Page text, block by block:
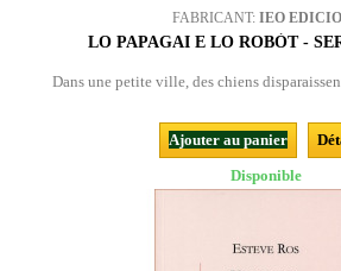
FABRICANT: IEO
LO PAPAGAI E LO ROBÒT -
Dans une petite ville, des chiens
Ajouter au panier
Disponible